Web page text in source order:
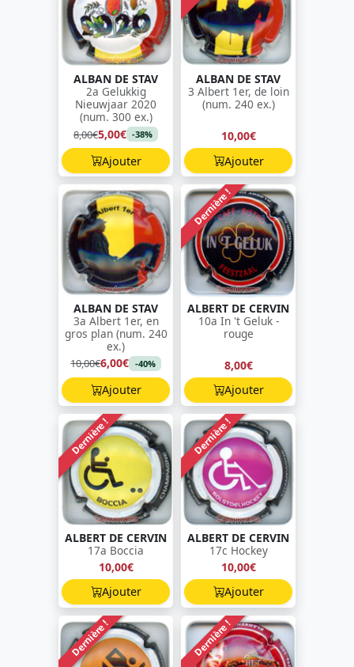
ALBAN DE STAV
2a Gelukkig
Nieuwjaar 2020
(num. 300 ex.)
8,00€5,00€ -38%
Ajouter
ALBAN DE STAV
3 Albert 1er, de loin
(num. 240 ex.)
10,00€
Ajouter
ALBAN DE STAV
3a Albert 1er, en
gros plan (num. 240
ex.)
10,00€6,00€ -40%
Ajouter
Dernière !
ALBERT DE CERVIN
10a In 't Geluk -
rouge
8,00€
Ajouter
Dernière !
ALBERT DE CERVIN
17a Boccia
10,00€
Ajouter
Dernière !
ALBERT DE CERVIN
17c Hockey
10,00€
Ajouter
Dernière ! Dernière !